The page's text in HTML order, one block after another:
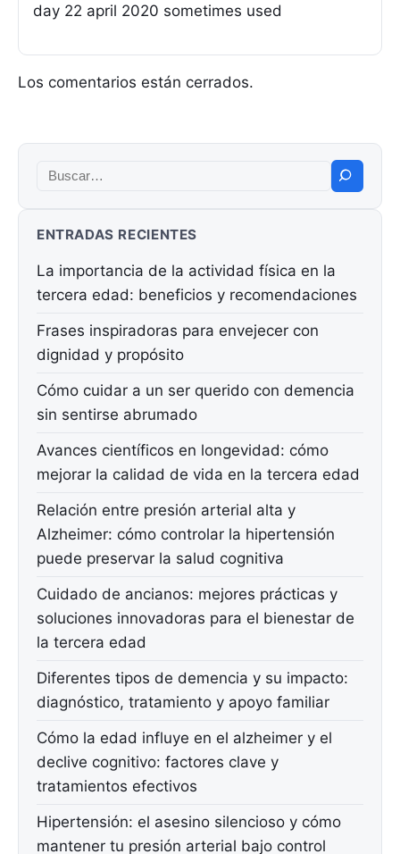
day 22 april 2020 sometimes used
Los comentarios están cerrados.
Buscar:
ENTRADAS RECIENTES
La importancia de la actividad física en la
tercera edad: beneficios y recomendaciones
Frases inspiradoras para envejecer con
dignidad y propósito
Cómo cuidar a un ser querido con demencia
sin sentirse abrumado
Avances científicos en longevidad: cómo
mejorar la calidad de vida en la tercera edad
Relación entre presión arterial alta y
Alzheimer: cómo controlar la hipertensión
puede preservar la salud cognitiva
Cuidado de ancianos: mejores prácticas y
soluciones innovadoras para el bienestar de
la tercera edad
Diferentes tipos de demencia y su impacto:
diagnóstico, tratamiento y apoyo familiar
Cómo la edad influye en el alzheimer y el
declive cognitivo: factores clave y
tratamientos efectivos
Hipertensión: el asesino silencioso y cómo
mantener tu presión arterial bajo control